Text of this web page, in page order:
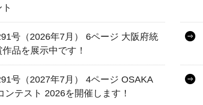
号（2026年7月） 6ページ 大阪府統
品を展示中です！
号（2027年7月） 4ページ OSAKA
テスト 2026を開催します！